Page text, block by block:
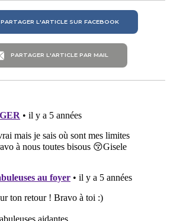
PARTAGER L'ARTICLE SUR FACEBOOK
PARTAGER L'ARTICLE PAR MAIL